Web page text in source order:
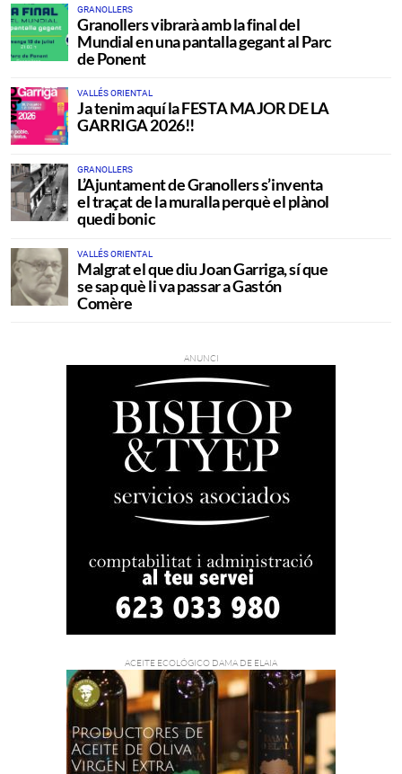
GRANOLLERS
Granollers vibrarà amb la final del
Mundial en una pantalla gegant al Parc
de Ponent
VALLÉS ORIENTAL
Ja tenim aquí la FESTA MAJOR DE LA
GARRIGA 2026!!
GRANOLLERS
L’Ajuntament de Granollers s’inventa
el traçat de la muralla perquè el plànol
quedi bonic
VALLÉS ORIENTAL
Malgrat el que diu Joan Garriga, sí que
se sap què li va passar a Gastón
Comère